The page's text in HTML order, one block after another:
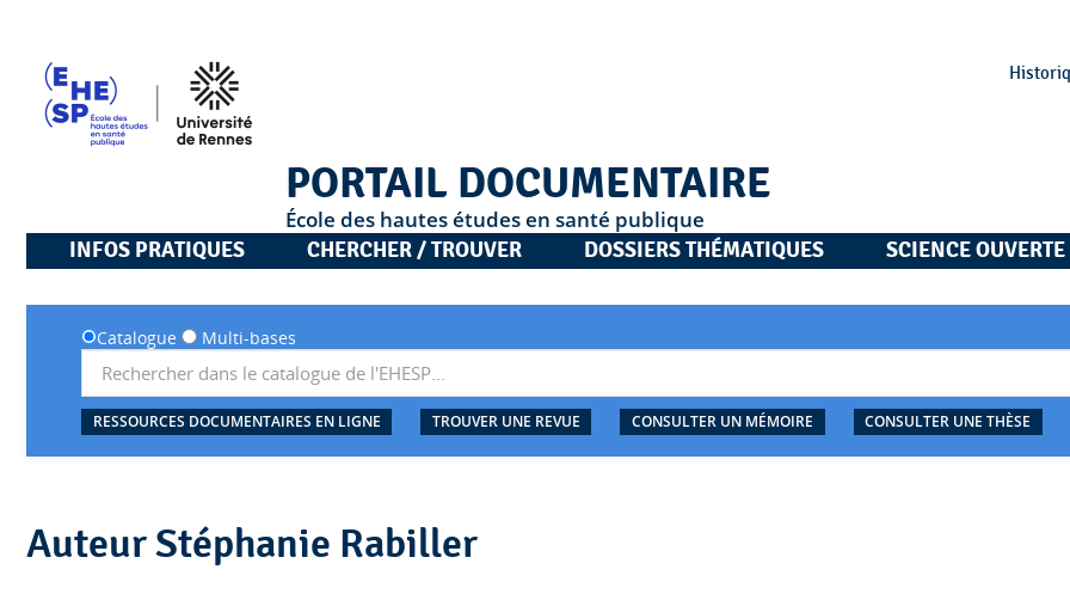
PORTAIL DOCUMENTAIRE
École des hautes études en santé publique
INFOS PRATIQUES
CHERCHER / TROUVER DOSSIERS THÉMATIQUES SCIENCE OUVERTE
Catalogue Multi-bases
RESSOURCES DOCUMENTAIRES EN LIGNE TROUVER UNE REVUE CONSULTER UN MÉMOIRE CONSULTER UNE THÈSE
Auteur Stéphanie Rabiller